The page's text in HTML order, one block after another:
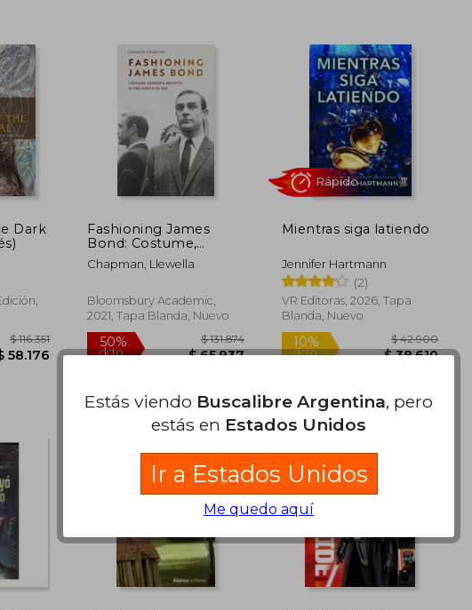
50%
dcto.
Dark
$ 116.351
Fashioning James
Bond: Costume,
Gender and Identity in
the World of 007 (en
Chapman, Llewella
Bloomsbury Academic,
2021, Tapa Blanda, Nuevo
50%
dcto.
$ 131.874
$ 65.937
Mientras siga latiendo
Jennifer Hartmann
(2)
VR Editoras, 2026, Tapa
Blanda, Nuevo
10%
dcto.
Estás viendo Buscalibre Argentina, pero
estás en Estados Unidos
Ir a Estados Unidos
Me quedo aquí